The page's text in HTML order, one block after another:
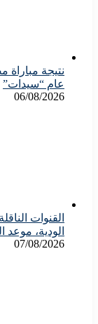
عام “سيدات”
06/08/2026
القنوات
الودية، موعد
07/08/2026